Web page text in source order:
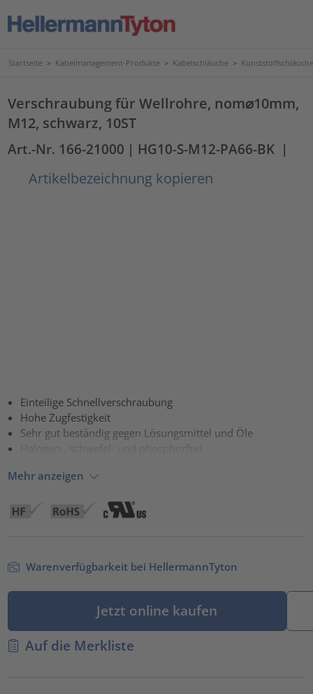
Startseite > Kabelmanagement-Produkte > Kabelschläuche >
Verschraubung für Wellrohre, nom⌀10mm,
M12, schwarz, 10ST
Art.-Nr. 166-21000 | HG10-S-M12-PA66-BK |
Artikelbezeichnung kopieren
Einteilige Schnellverschraubung
Hohe Zugfestigkeit
Sehr gut beständig gegen Lösungsmittel und Öle
Halogen-, schwefel- und phosphorfrei
Mehr anzeigen
Warenverfügbarkeit bei HellermannTyton
Jetzt online kaufen
Auf die Merkliste